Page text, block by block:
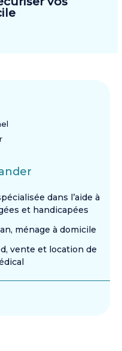
dans l’aide à
et handicapées
ménage à domicile
vente et location de